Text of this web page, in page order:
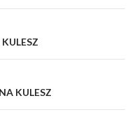
KULESZ